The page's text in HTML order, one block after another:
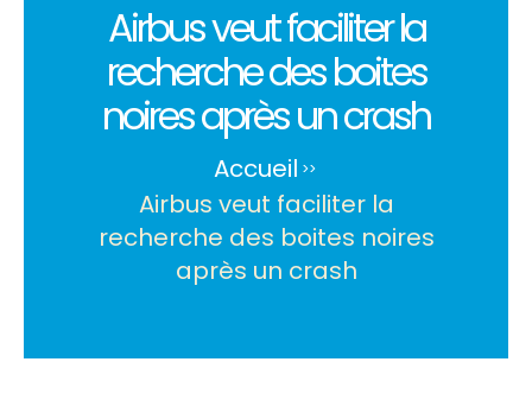
Airbus veut faciliter la
recherche des boites
noires après un crash
Accueil >>
Airbus veut faciliter la
recherche des boites noires
après un crash